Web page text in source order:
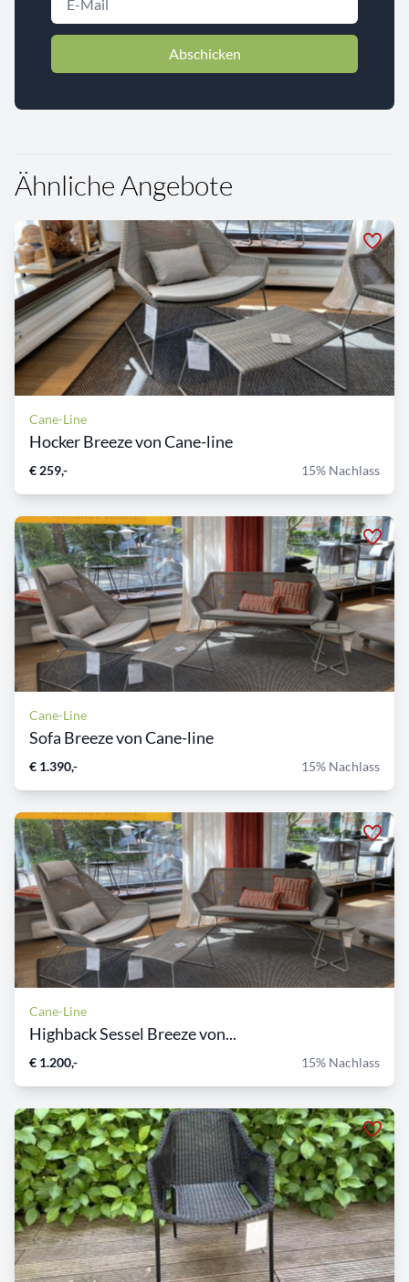
Abschicken
Ähnliche Angebote
Cane-Line
Hocker Breeze von Cane-line
€ 259,- 15% Nachlass
Cane-Line
Sofa Breeze von Cane-line
€ 1.390,- 15% Nachlass
Cane-Line
Highback Sessel Breeze von...
€ 1.200,- 15% Nachlass